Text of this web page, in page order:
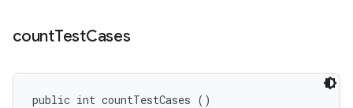
countTestCases
public int countTestCases ()